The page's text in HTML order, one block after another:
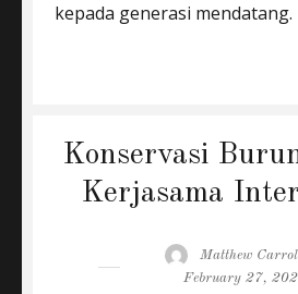
kepada generasi mendatang.
Konservasi
Kerjasama
Author
Matthew
February 27,